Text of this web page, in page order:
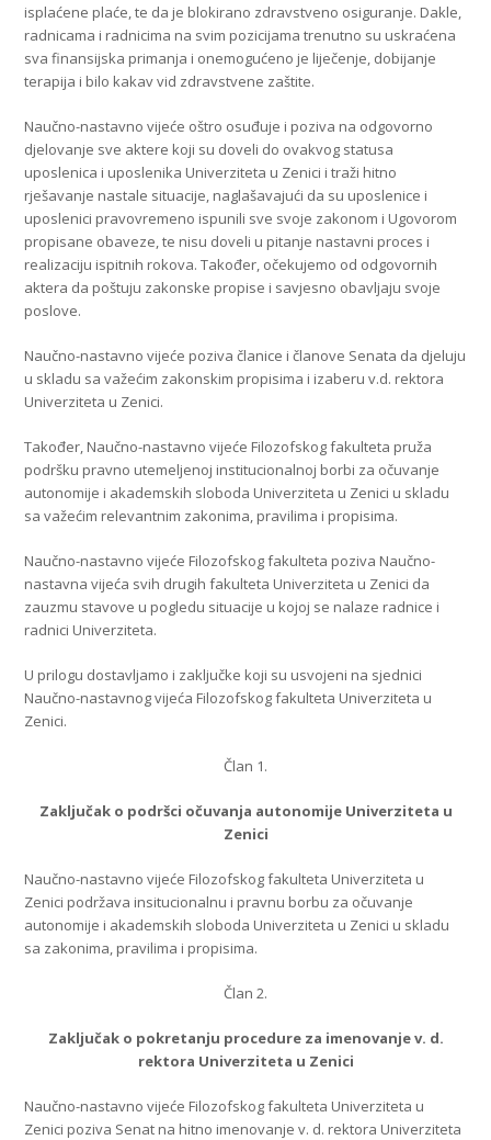
isplaćene plaće, te da je blokirano zdravstveno osiguranje. Dakle,
radnicama i radnicima na svim pozicijama trenutno su uskraćena
sva finansijska primanja i onemogućeno je liječenje, dobijanje
terapija i bilo kakav vid zdravstvene zaštite.
Naučno-nastavno vijeće oštro osuđuje i poziva na odgovorno
djelovanje sve aktere koji su doveli do ovakvog statusa
uposlenica i uposlenika Univerziteta u Zenici i traži hitno
rješavanje nastale situacije, naglašavajući da su uposlenice i
uposlenici pravovremeno ispunili sve svoje zakonom i Ugovorom
propisane obaveze, te nisu doveli u pitanje nastavni proces i
realizaciju ispitnih rokova. Također, očekujemo od odgovornih
aktera da poštuju zakonske propise i savjesno obavljaju svoje
poslove.
Naučno-nastavno vijeće poziva članice i članove Senata da djeluju
u skladu sa važećim zakonskim propisima i izaberu v.d. rektora
Univerziteta u Zenici.
Također, Naučno-nastavno vijeće Filozofskog fakulteta pruža
podršku pravno utemeljenoj institucionalnoj borbi za očuvanje
autonomije i akademskih sloboda Univerziteta u Zenici u skladu
sa važećim relevantnim zakonima, pravilima i propisima.
Naučno-nastavno vijeće Filozofskog fakulteta poziva Naučno-
nastavna vijeća svih drugih fakulteta Univerziteta u Zenici da
zauzmu stavove u pogledu situacije u kojoj se nalaze radnice i
radnici Univerziteta.
U prilogu dostavljamo i zaključke koji su usvojeni na sjednici
Naučno-nastavnog vijeća Filozofskog fakulteta Univerziteta u
Zenici.
Član 1.
Zaključak o podršci očuvanja autonomije Univerziteta u
Zenici
Naučno-nastavno vijeće Filozofskog fakulteta Univerziteta u
Zenici podržava insitucionalnu i pravnu borbu za očuvanje
autonomije i akademskih sloboda Univerziteta u Zenici u skladu
sa zakonima, pravilima i propisima.
Član 2.
Zaključak o pokretanju procedure za imenovanje v. d.
rektora Univerziteta u Zenici
Naučno-nastavno vijeće Filozofskog fakulteta Univerziteta u
Zenici poziva Senat na hitno imenovanje v. d. rektora Univerziteta